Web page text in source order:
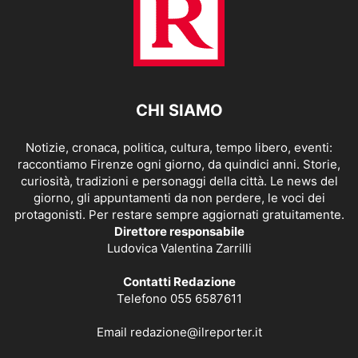
CHI SIAMO
Notizie, cronaca, politica, cultura, tempo libero, eventi:
raccontiamo Firenze ogni giorno, da quindici anni. Storie,
curiosità, tradizioni e personaggi della città. Le news del
giorno, gli appuntamenti da non perdere, le voci dei
protagonisti. Per restare sempre aggiornati gratuitamente.
Direttore responsabile
Ludovica Valentina Zarrilli
Contatti Redazione
Telefono 055 6587611
Email redazione@ilreporter.it